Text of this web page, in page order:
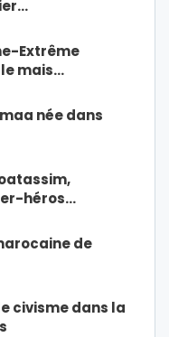
Extrême
mais…
née dans
héros…
de
civisme dans la